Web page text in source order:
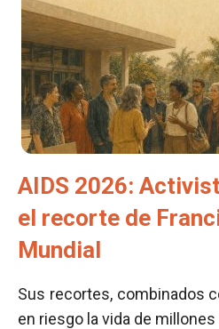
AIDS 2026:
el recorte de
Mundial
Sus recortes, combinados
en riesgo la vida de